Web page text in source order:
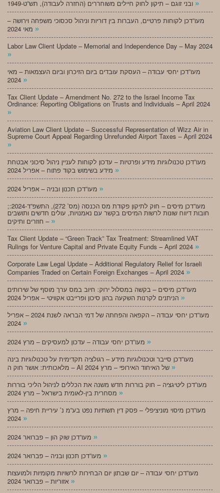
»
מעו”דכן לקוחות פרטיים, העברות בין דוריות וניהול סכסוכי משפחה וירושה –
»
Labor Law Client Update – Memorial and Independence Day – May 2024
»
מעו”דכן יחסי עבודה – העסקת עובדים ביום הזיכרון וביום העצמאות – מאי
»
Tax Client Update – Amendment No. 272 to the Israel Income Tax
Ordinance: Reporting Obligations on Trusts and Individuals – April 2024
»
Aviation Law Client Update – Successful Representation of Wizz Air in
Supreme Court Appeal Regarding Unrefunded Airport Taxes – April 2024
»
מעו”דכן טכנולוגיות מידע ופרטיות – עדכון לקוחות לעניין ניהול סיכוני אבטחת
»
»
;מעו”דכן מיסים – חוק לתיקון פקודת מס הכנסה (מס’ 272), התשפ”ד-2024:
חובות דיווח שונות לרשות המיסים בקשר עם נאמנויות, עולים חדשים ותושבים
חוזרים ותיקים – »
Tax Client Update – “Green Track” Tax Treatment: Streamlined VAT
Rulings for Venture Capital and Private Equity Funds – April 2024 »
Corporate Law Legal Update – Additional Regulatory Relief for Israeli
Companies Traded on Certain Foreign Exchanges – April 2024 »
מעו”דכן מיסים – בקשה במסלול ירוק: חיוב במס ערך מוסף של שירותים
»
מעו”דכן יחסי עבודה – הקפאה והפחתה של דמי הבראה לשנת 2024 – אפריל
»
»
מעו”דכן סייבר וטכנולוגיות מידע – רגולציה תקדימית על טכנולוגיות בינה
»
מעו”דכן ליטיגציה – חוק בוררות חדש משנה את הכללים לניהול הליכי בוררות
»
מעו”דכן מיסוי מוניציפלי – פסק דין תשתיות נפט בע”מ נ’ עיריית חיפה – מרץ
»
»
»
מעו”דכן יחסי עבודה – יום שבתון יום הבחירות לרשויות מקומיות ולמועצות
»